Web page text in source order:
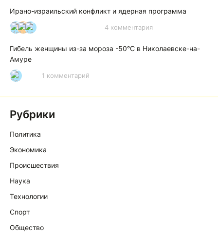
Ирано-израильский конфликт и ядерная программа
И А А 4 комментария
Гибель женщины из-за мороза -50°C в Николаевске-на-
Амуре
Р 1 комментарий
Рубрики
Политика
Экономика
Происшествия
Наука
Технологии
Спорт
Общество